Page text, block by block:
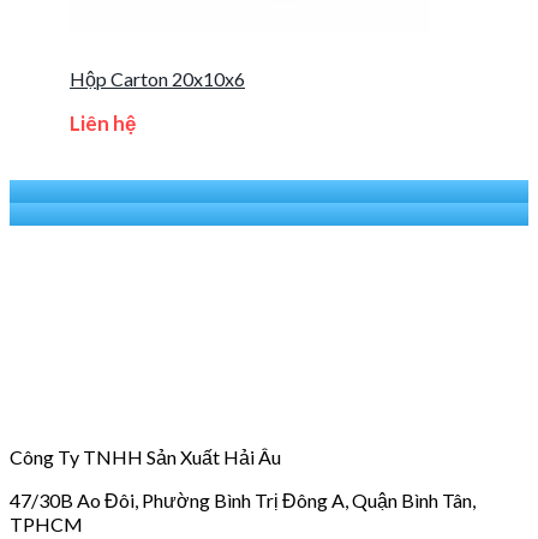
Hộp Carton 20x10x6
Liên hệ
Công Ty TNHH Sản Xuất Hải Âu
47/30B Ao Đôi, Phường Bình Trị Đông A, Quận Bình Tân,
TPHCM